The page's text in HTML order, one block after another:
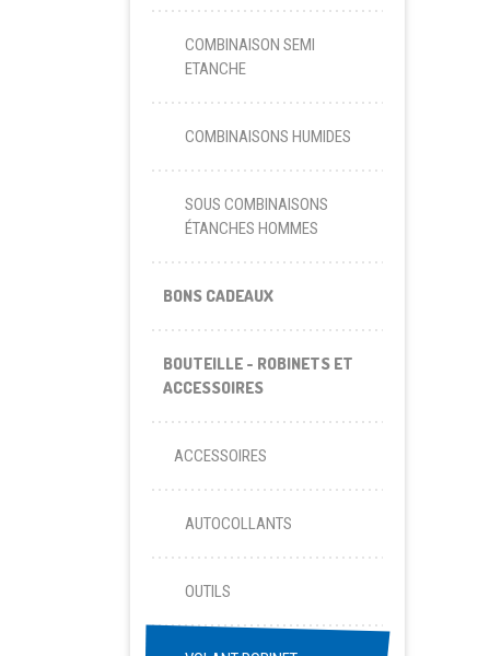
COMBINAISON SEMI
ETANCHE
COMBINAISONS HUMIDES
SOUS COMBINAISONS
ÉTANCHES HOMMES
BONS CADEAUX
BOUTEILLE - ROBINETS ET
ACCESSOIRES
ACCESSOIRES
AUTOCOLLANTS
OUTILS